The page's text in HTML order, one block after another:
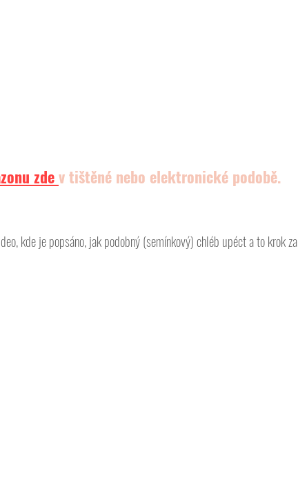
zde v tištěné nebo elektronické podobě.
kde je popsáno, jak podobný (semínkový) chléb upéct a to krok za